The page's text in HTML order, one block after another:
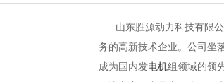
山东胜源动力科技有限
务的高新技术企业。公司坐
成为国内发电机组领域的领